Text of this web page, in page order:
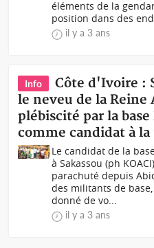
éléments de la
position dans des
il y a 3 ans
Info
Côte d'Ivoire :
le neveu de la Reine
plébiscité par la base
comme candidat à
Le candidat de la
à Sakassou (ph
parachuté depuis
des militants de
donné de vo...
il y a 3 ans